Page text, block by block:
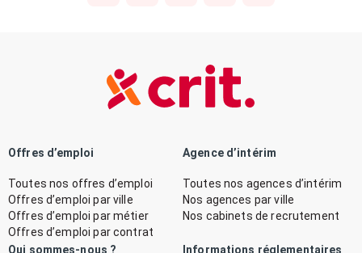
Offres d’emploi
Toutes nos offres d’emploi
Offres d’emploi par ville
Offres d’emploi par métier
Offres d’emploi par contrat
Agence d’intérim
Toutes nos agences d’intérim
Nos agences par ville
Nos cabinets de recrutement
Qui sommes-nous ? Informations réglementaires